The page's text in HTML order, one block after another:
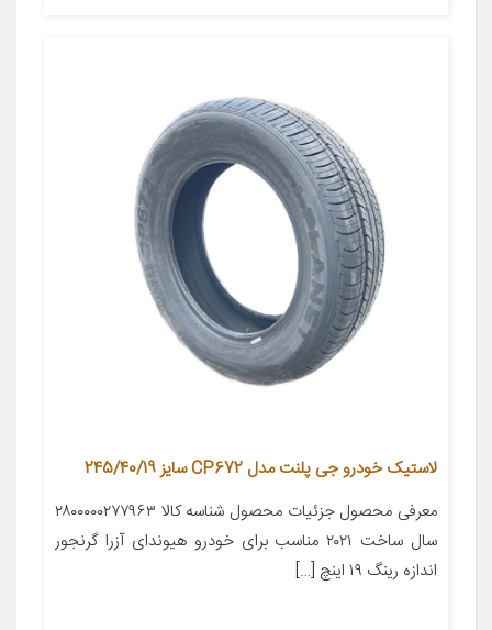
لاستیک خودرو جی پلنت مدل CP672 سایز 245/40/19
معرفی محصول جزئیات محصول شناسه کالا ۲۸۰۰۰۰۰۲۷۷۹۶۳
سال ساخت ۲۰۲۱ مناسب برای خودرو هیوندای آزرا گرنجور
اندازه رینگ ۱۹ اینچ […]